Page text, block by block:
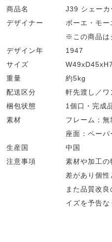
商品名
J39 シェーカ
デザイナー
ボーエ・モー
※この商品は
デザイン年
1947
サイズ
重量
約5kg
配送区分
軒先渡し／
梱包状態
1個口・完成
素材
フレーム：無
座面：ペーパ
生産国
中国
注意事項
素材や加工
差があり個性
また品質改
イズを予告な